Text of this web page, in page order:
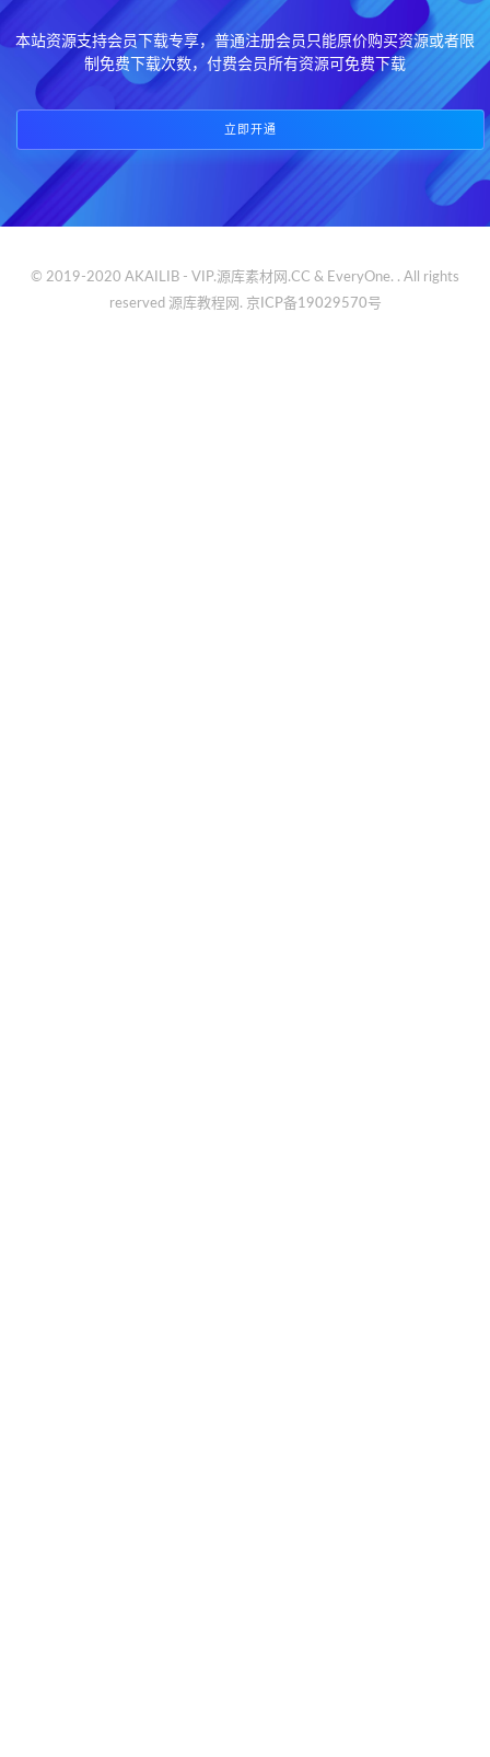
本站资源支持会员下载专享，普通注册会员只能原价购买资源或者限
制免费下载次数，付费会员所有资源可免费下载
立即开通
© 2019-2020 AKAILIB - VIP.源库素材网.CC & EveryOne. . All rights
reserved 源库教程网. 京ICP备19029570号